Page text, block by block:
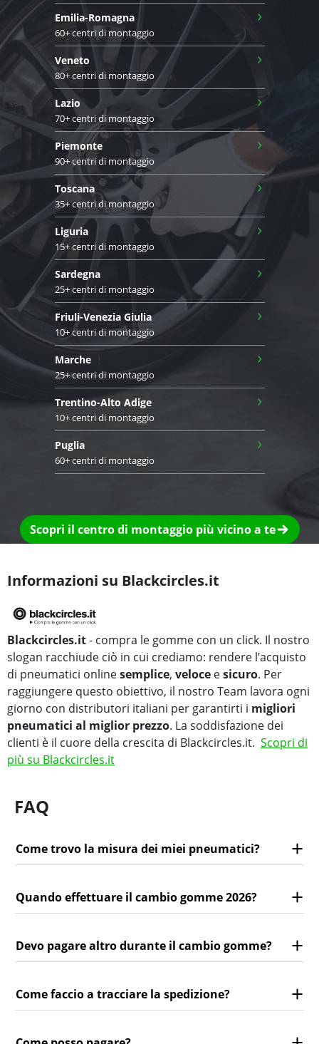
Emilia-Romagna
60+ centri di montaggio
›
Veneto
80+ centri di montaggio
›
Lazio
70+ centri di montaggio
›
Piemonte
90+ centri di montaggio
›
Toscana
35+ centri di montaggio
›
Liguria
15+ centri di montaggio
›
Sardegna
25+ centri di montaggio
›
Friuli-Venezia Giulia
10+ centri di montaggio
›
Marche
25+ centri di montaggio
›
Trentino-Alto Adige
10+ centri di montaggio
›
Puglia
60+ centri di montaggio
›
Scopri il centro di montaggio più vicino a te
Informazioni su Blackcircles.it
Blackcircles.it- compra le gomme con un click. Il nostro
slogan racchiude ciò in cui crediamo: rendere l’acquisto
di pneumatici onlinesemplice, veloce esicuro. Per
raggiungere questo obiettivo, il nostro Team lavora ogni
giorno con distributori italiani per garantirti i migliori
pneumatici al miglior prezzo. La soddisfazione dei
clienti è il cuore della crescita di Blackcircles.it. Scopri di
più su Blackcircles.it
FAQ
Come trovo la misura dei miei pneumatici?
Quando effettuare il cambio gomme 2026?
Devo pagare altro durante il cambio gomme?
Come faccio a tracciare la spedizione?